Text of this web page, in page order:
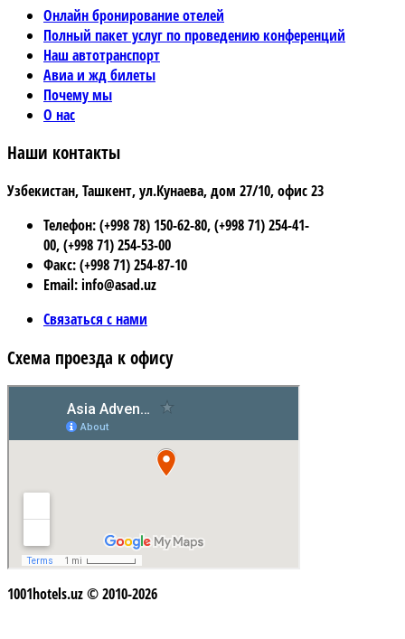
Онлайн бронирование отелей
Полный пакет услуг по проведению конференций
Наш автотранспорт
Авиа и жд билеты
Почему мы
О нас
Наши контакты
Узбекистан, Ташкент, ул.Кунаева, дом 27/10, офис 23
Телефон: (+998 78) 150-62-80, (+998 71) 254-41-
00, (+998 71) 254-53-00
Факс: (+998 71) 254-87-10
Email: info@asad.uz
Связаться с нами
Схема проезда к офису
1001hotels.uz © 2010-2026